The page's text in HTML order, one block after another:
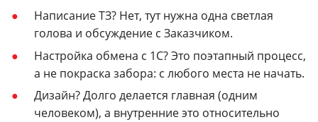
Написание ТЗ? Нет, тут нужна одна светлая
голова и обсуждение с Заказчиком.
Настройка обмена с 1С? Это поэтапный процесс,
а не покраска забора: с любого места не начать.
Дизайн? Долго делается главная (одним
человеком), а внутренние это относительно